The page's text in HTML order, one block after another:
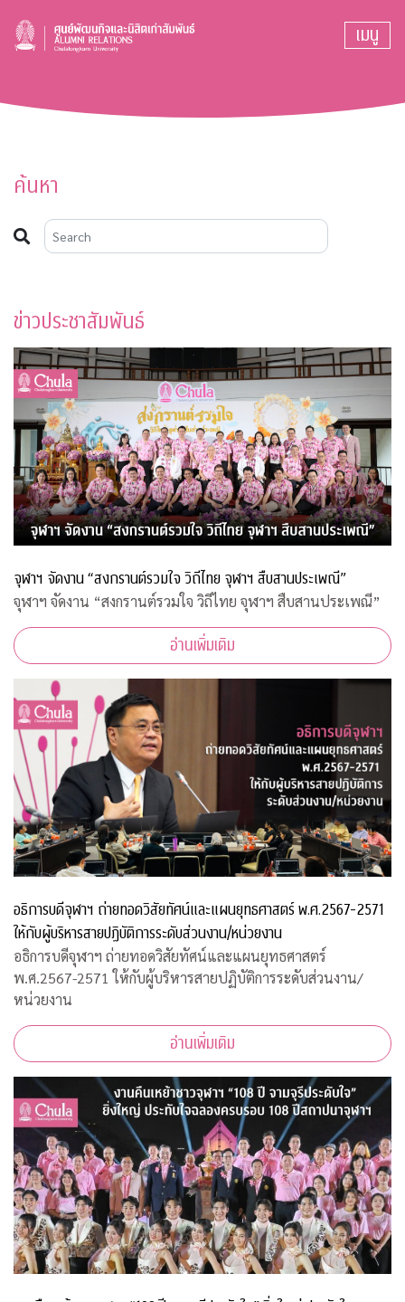
เมนู
ค้นหา
ข่าวประชาสัมพันธ์
จุฬาฯ จัดงาน “สงกรานต์รวมใจ วิถีไทย จุฬาฯ สืบสานประเพณี”
จุฬาฯ จัดงาน “สงกรานต์รวมใจ วิถีไทย จุฬาฯ สืบสานประเพณี”
อ่านเพิ่มเติม
อธิการบดีจุฬาฯ ถ่ายทอดวิสัยทัศน์และแผนยุทธศาสตร์ พ.ศ.2567-2571
ให้กับผู้บริหารสายปฏิบัติการระดับส่วนงาน/หน่วยงาน
อธิการบดีจุฬาฯ ถ่ายทอดวิสัยทัศน์และแผนยุทธศาสตร์
พ.ศ.2567-2571 ให้กับผู้บริหารสายปฏิบัติการระดับส่วนงาน/
หน่วยงาน
อ่านเพิ่มเติม